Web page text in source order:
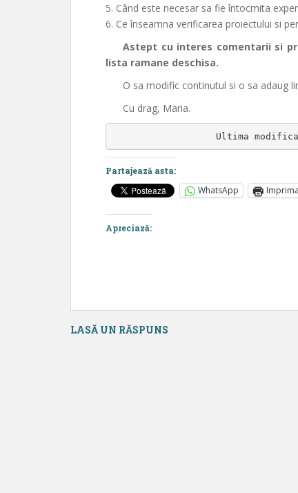
5. Când este necesar sa fie întocmita
6. Ce înseamna verificarea proiectului si
Astept cu interes comentarii si
lista ramane deschisa.
O sa modific continutul si o sa adaug
Cu drag, Maria.
Ultima
Partajează asta:
WhatsApp
Apreciază:
LASĂ UN RĂSPUNS